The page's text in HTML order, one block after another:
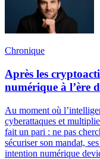
Chronique
Après les
numérique à l’ère
Au moment où
cyberattaques et
fait un pari : ne pas
sécuriser son mandat,
intention numérique